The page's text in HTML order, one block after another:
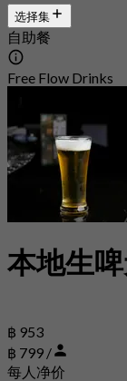
选择集
自助餐
Free Flow Drinks
本地生
฿ 953
฿ 799 /
每人净价